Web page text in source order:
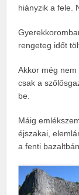
hiányzik a fele.
rengeteg időt
Akkor még
csak a
be.
Máig
éjszakai,
a fenti